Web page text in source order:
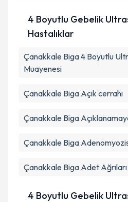
4 Boyutlu Gebelik
Hastalıklar
Çanakkale Biga 4 Boyutlu
Muayenesi
Çanakkale Biga Açık cerrahi
Çanakkale Biga
Çanakkale Biga
Çanakkale Biga Adet
4 Boyutlu Gebelik